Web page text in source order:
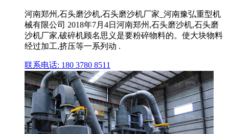
河南郑州,石头磨沙机,石头磨沙机厂家_河南豫弘重型机
械有限公司 2018年7月4日河南郑州,石头磨沙机,石头磨
沙机厂家,破碎机顾名思义是要粉碎物料的。使大块物料
经过加工,挤压等一系列动 .
联系电话: 180 3780 8511